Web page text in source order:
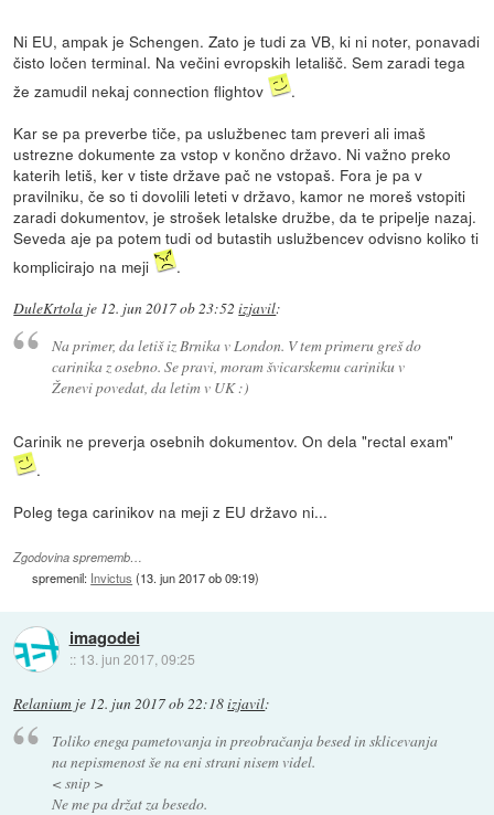
Ni EU, ampak je Schengen. Zato je tudi za VB, ki ni noter, ponavadi
čisto ločen terminal. Na večini evropskih letališč. Sem zaradi tega
že zamudil nekaj connection flightov
.
Kar se pa preverbe tiče, pa uslužbenec tam preveri ali imaš
ustrezne dokumente za vstop v končno državo. Ni važno preko
katerih letiš, ker v tiste države pač ne vstopaš. Fora je pa v
pravilniku, če so ti dovolili leteti v državo, kamor ne moreš vstopiti
zaradi dokumentov, je strošek letalske družbe, da te pripelje nazaj.
Seveda aje pa potem tudi od butastih uslužbencev odvisno koliko ti
komplicirajo na meji
.
DuleKrtola je 12. jun 2017 ob 23:52 izjavil:
Na primer, da letiš iz Brnika v London. V tem primeru greš do
carinika z osebno. Se pravi, moram švicarskemu cariniku v
Ženevi povedat, da letim v UK :)
Carinik ne preverja osebnih dokumentov. On dela "rectal exam"
.
Poleg tega carinikov na meji z EU državo ni...
Zgodovina sprememb…
spremenil: Invictus (13. jun 2017 ob 09:19)
imagodei
:: 13. jun 2017, 09:25
Relanium je 12. jun 2017 ob 22:18izjavil:
Toliko enega pametovanja in preobračanja besed in sklicevanja
na nepismenost še na eni strani nisem videl.
< snip >
Ne me pa držat za besedo.